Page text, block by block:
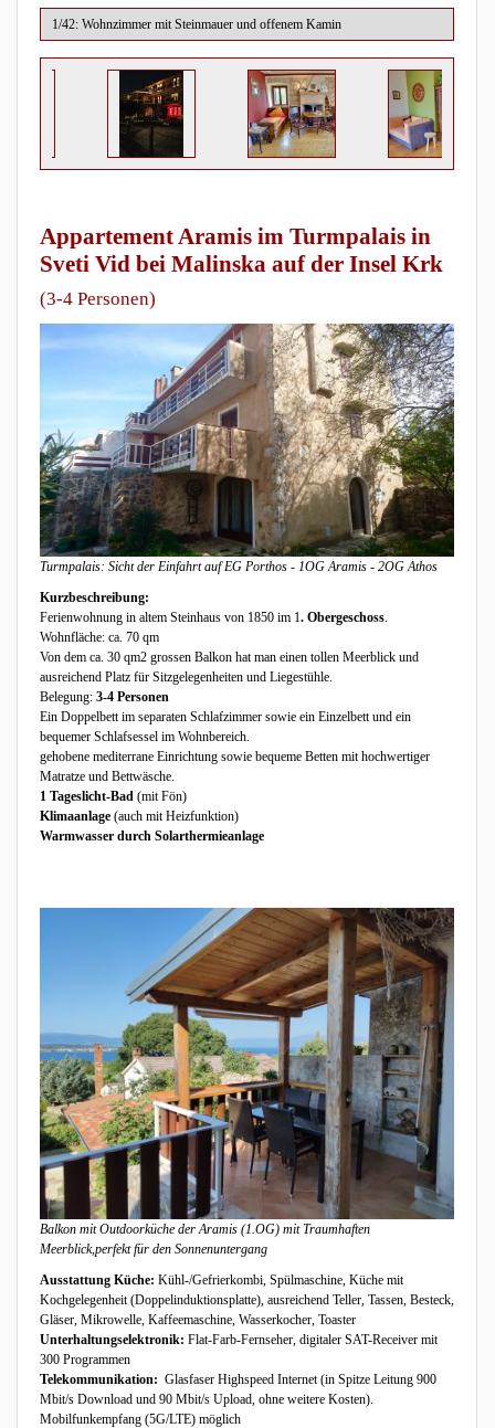
1/42: Wohnzimmer mit Steinmauer und offenem Kamin
Appartement Aramis im Turmpalais in
Sveti Vid bei Malinska auf der Insel Krk
(3-4 Personen)
Turmpalais: Sicht der Einfahrt auf EG Porthos - 1OG Aramis - 2OG Athos
Kurzbeschreibung:
Ferienwohnung in altem Steinhaus von 1850 im 1. Obergeschoss.
Wohnfläche: ca. 70 qm
Von dem ca. 30 qm2 grossen Balkon hat man einen tollen Meerblick und
ausreichend Platz für Sitzgelegenheiten und Liegestühle.
Belegung: 3-4 Personen
Ein Doppelbett im separaten Schlafzimmer sowie ein Einzelbett und ein
bequemer Schlafsessel im Wohnbereich.
gehobene mediterrane Einrichtung sowie bequeme Betten mit hochwertiger
Matratze und Bettwäsche.
1 Tageslicht-Bad (mit Fön)
Klimaanlage (auch mit Heizfunktion)
Warmwasser durch Solarthermieanlage
Balkon mit Outdoorküche der Aramis (1.OG) mit Traumhaften
Meerblick,perfekt für den Sonnenuntergang
Ausstattung Küche: Kühl-/Gefrierkombi, Spülmaschine, Küche mit
Kochgelegenheit (Doppelinduktionsplatte), ausreichend Teller, Tassen, Besteck,
Gläser, Mikrowelle, Kaffeemaschine, Wasserkocher, Toaster
Unterhaltungselektronik: Flat-Farb-Fernseher, digitaler SAT-Receiver mit
300 Programmen
Telekommunikation: Glasfaser Highspeed Internet (in Spitze Leitung 900
Mbit/s Download und 90 Mbit/s Upload, ohne weitere Kosten).
Mobilfunkempfang (5G/LTE) möglich